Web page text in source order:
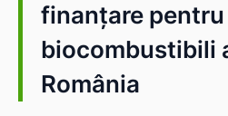
finanțare
biocombustibili
România